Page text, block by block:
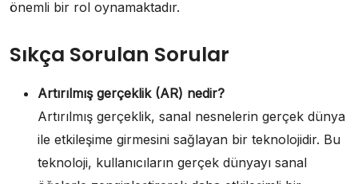
önemli bir rol oynamaktadır.
Sıkça Sorulan Sorular
Artırılmış gerçeklik (AR) nedir?
Artırılmış gerçeklik, sanal nesnelerin gerçek dünya
ile etkileşime girmesini sağlayan bir teknolojidir. Bu
teknoloji, kullanıcıların gerçek dünyayı sanal